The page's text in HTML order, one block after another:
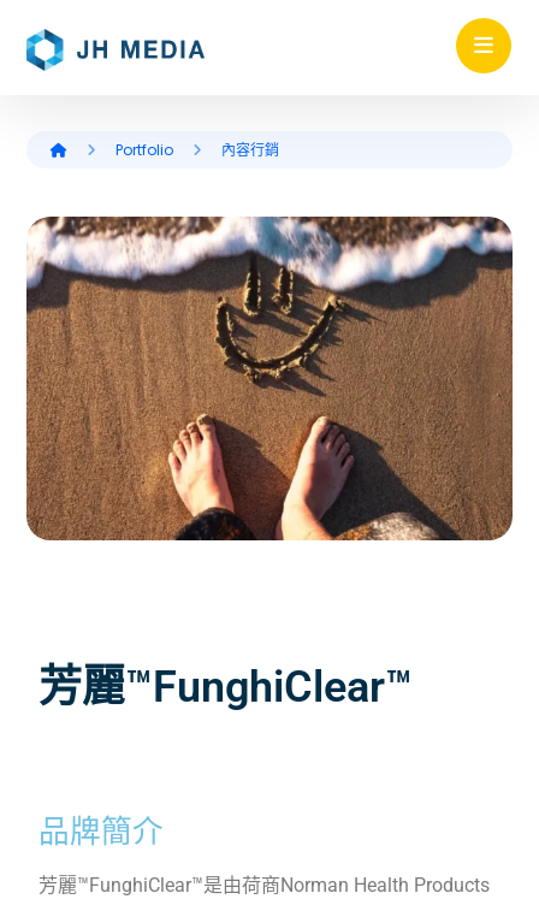
Portfolio 內容行銷
芳麗™FunghiClear™
品牌簡介
芳麗™FunghiClear™是由荷商Norman Health Products